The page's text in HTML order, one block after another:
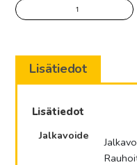
Jalkavoide
vaihtoehtotuote
Lisätiedot
Lisätiedot
Jalkavoide